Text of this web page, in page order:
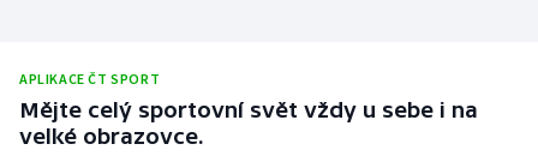
Rychlobruslení
Rychlostní kanoistika
APLIKACE ČT SPORT
Mějte celý sportovní svět vždy u sebe i na
velké obrazovce.